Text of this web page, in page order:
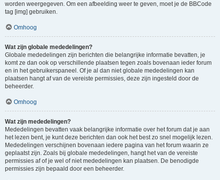
worden weergegeven. Om een afbeelding weer te geven, moet je de BBCode
tag [img] gebruiken.
Omhoog
Wat zijn globale mededelingen?
Globale mededelingen zijn berichten die belangrijke informatie bevatten, je
komt ze dan ook op verschillende plaatsen tegen zoals bovenaan ieder forum
en in het gebruikerspaneel. Of je al dan niet globale mededelingen kan
plaatsen hangt af van de vereiste permissies, deze zijn ingesteld door de
beheerder.
Omhoog
Wat zijn mededelingen?
Mededelingen bevatten vaak belangrijke informatie over het forum dat je aan
het lezen bent, je kunt deze berichten dan ook het best zo snel mogelijk lezen.
Mededelingen verschijnen bovenaan iedere pagina van het forum waarin ze
geplaatst zijn. Zoals bij globale mededelingen, hangt het van de vereiste
permissies af of je wel of niet mededelingen kan plaatsen. De benodigde
permissies zijn bepaald door een beheerder.